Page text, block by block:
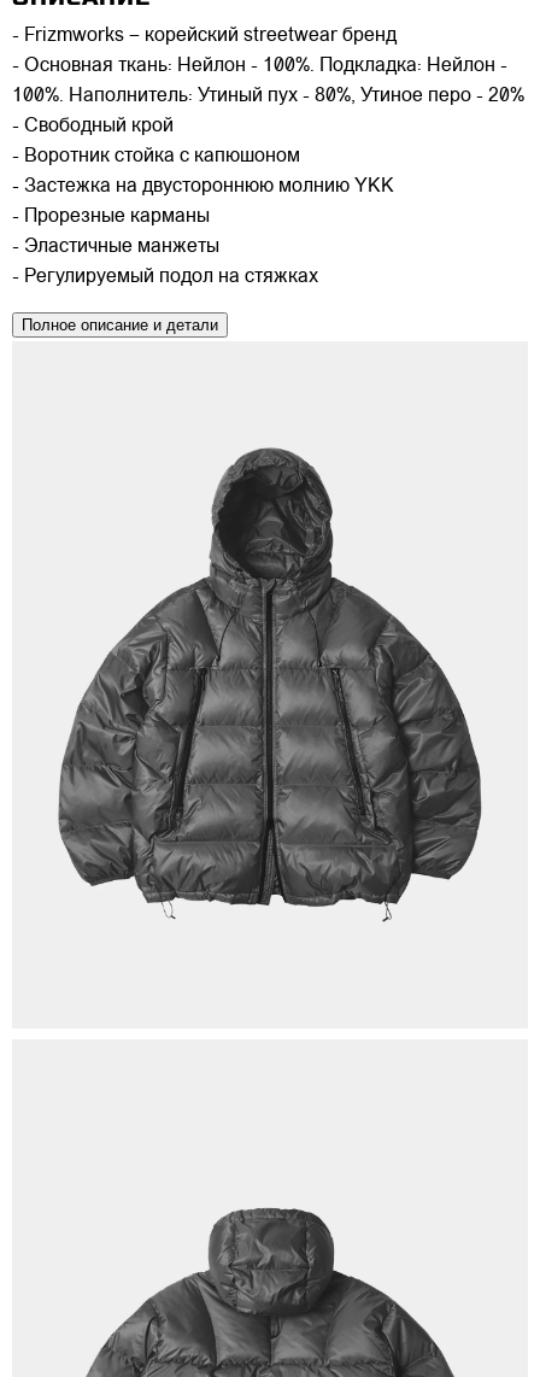
- Frizmworks – корейский streetwear бренд
- Основная ткань: Нейлон - 100%. Подкладка: Нейлон -
100%. Наполнитель: Утиный пух - 80%, Утиное перо - 20%
- Свободный крой
- Воротник стойка с капюшоном
- Застежка на двустороннюю молнию YKK
- Прорезные карманы
- Эластичные манжеты
- Регулируемый подол на стяжках
Полное описание и детали